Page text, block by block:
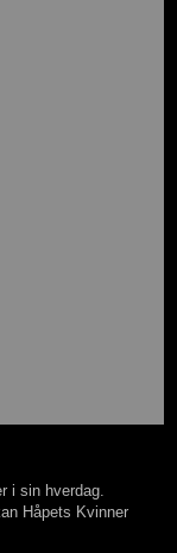
i sin hverdag.
Håpets Kvinner